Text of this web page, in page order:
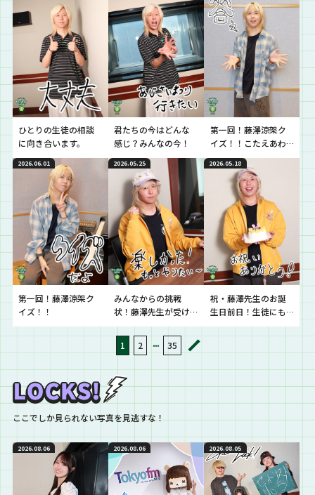
ひとりの生徒の相談
に向き合います。
君たちの今はどんな
感じ？みんなの今！
第一回！藤澤涼架ク
イズ！！こたえあわ
せ♪
2026.06.01
第一回！藤澤涼架ク
イズ！！
2026.05.25
みんなからの挑戦
状！藤澤先生が受け
て立つでござる！！
2026.05.18
祝・藤澤先生のお誕
生日前日！生徒にも
電話しちゃお～！！
1
2 ・・・ 35
ここでしか見られない写真を見逃すな！
2026.08.06 2026.08.06 2026.08.05